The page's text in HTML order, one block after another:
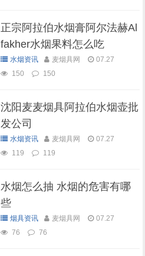
正宗阿拉伯水烟膏阿尔法赫Al
fakher水烟果料怎么吃
水烟资讯 麦烟具网
07.27
150
150
沈阳麦麦烟具阿拉伯水烟壶批
发公司
水烟资讯 麦烟具网
07.27
119
119
水烟怎么抽 水烟的危害有哪
些
烟具资讯 麦烟具网
07.27
76
76